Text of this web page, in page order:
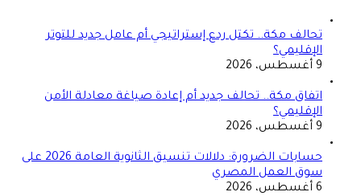
تحالف مكة.. تكتل ردع إستراتيجي أم عامل جديد للتوتر
الإقليمي؟
9 أغسطس، 2026
اتفاق مكة.. تحالف جديد أم إعادة صياغة معادلة الأمن
الإقليمي؟
9 أغسطس، 2026
حسابات الضرورة: دلالات تنسيق الثانوية العامة 2026 على
سوق العمل المصري
6 أغسطس، 2026